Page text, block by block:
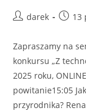
Postdarek
Post13
Zapraszamy na
konkursu „Z
2025 roku,
powitanie15:05
przyrodnika?